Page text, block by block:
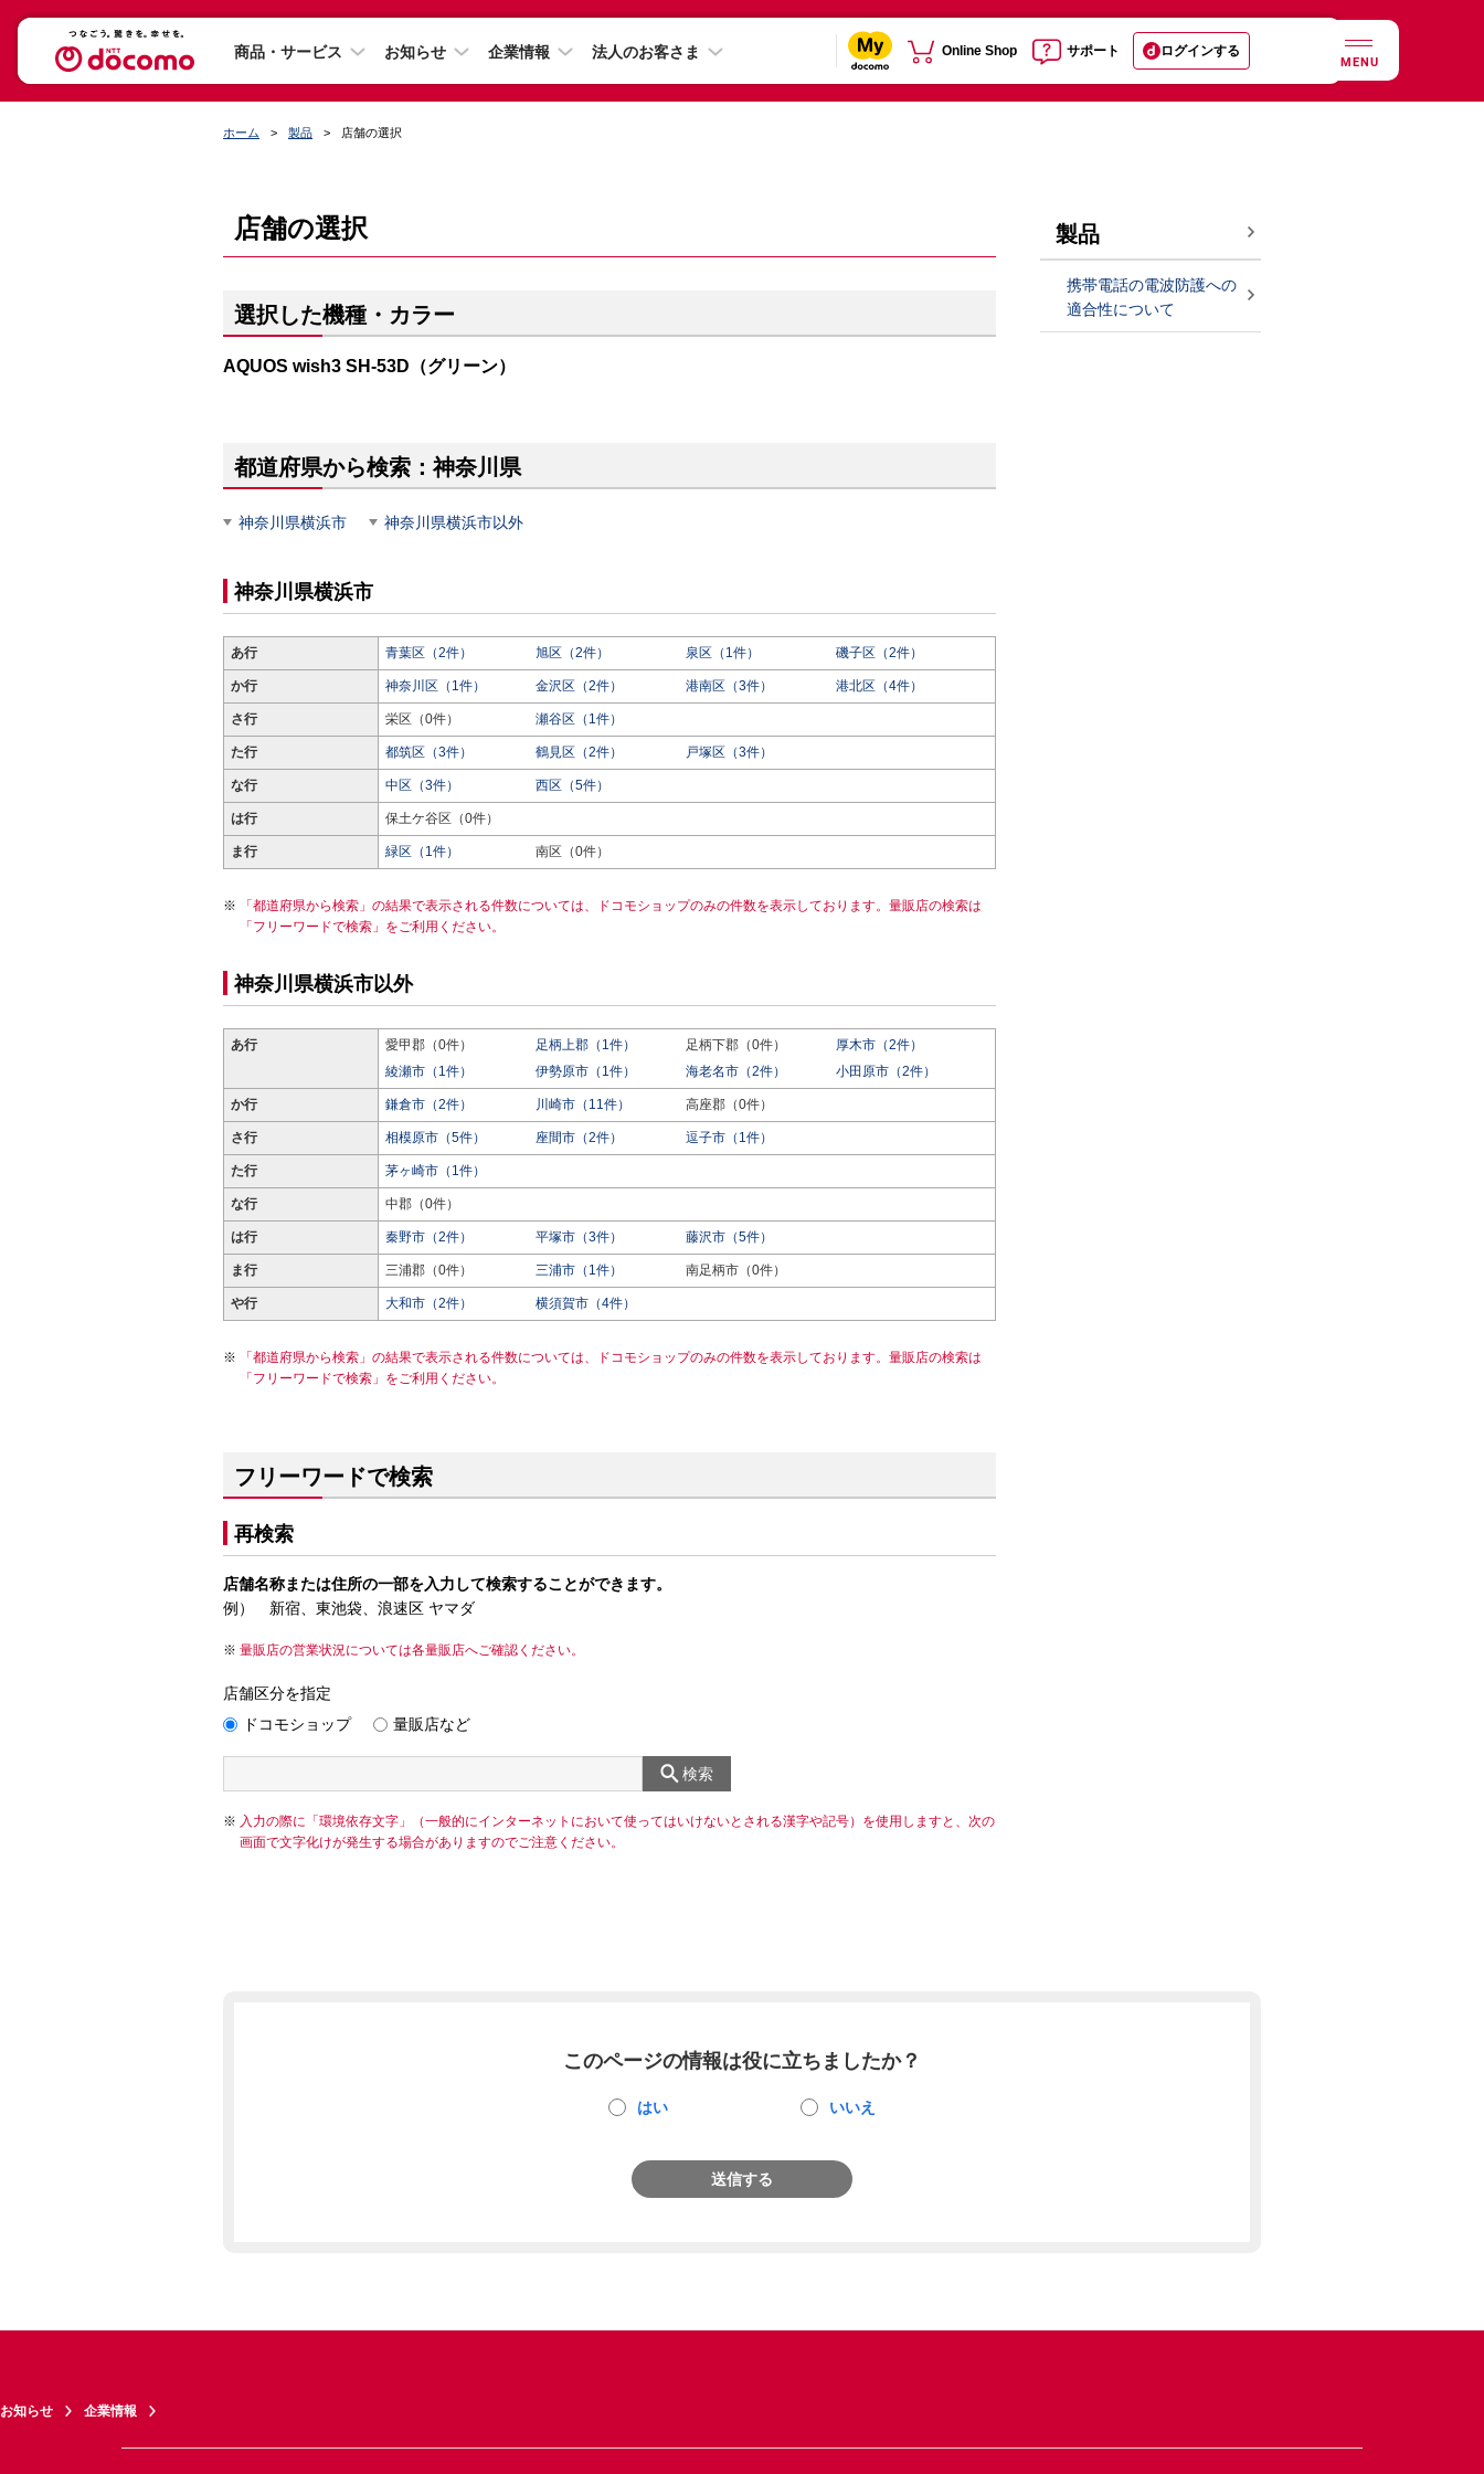
商品・サービス お知らせ 企業情報 法人のお客さま Online Shop サポート ログインする
MENU
ホーム 製品 店舗の選択
店舗の選択
選択した機種・カラー
AQUOS wish3 SH-53D（グリーン）
都道府県から検索：神奈川県
神奈川県横浜市 神奈川県横浜市以外
神奈川県横浜市
あ行 青葉区（2件） 旭区（2件） 泉区（1件） 磯子区（2件）
か行 神奈川区（1件） 金沢区（2件） 港南区（3件） 港北区（4件）
さ行 栄区（0件） 瀬谷区（1件）
た行 都筑区（3件） 鶴見区（2件） 戸塚区（3件）
な行 中区（3件） 西区（5件）
は行 保土ケ谷区（0件）
ま行 緑区（1件） 南区（0件）
「都道府県から検索」の結果で表示される件数については、ドコモショップのみの件数を表示しております。量販店の検索は
「フリーワードで検索」をご利用ください。
神奈川県横浜市以外
あ行 愛甲郡（0件） 足柄上郡（1件） 足柄下郡（0件）
厚木市（2件）
綾瀬市（1件）
伊勢原市（1件） 海老名市（2件） 小田原市（2件）
か行 鎌倉市（2件） 川崎市（11件） 高座郡（0件）
さ行 相模原市（5件） 座間市（2件） 逗子市（1件）
た行 茅ヶ崎市（1件）
な行 中郡（0件）
は行 秦野市（2件） 平塚市（3件） 藤沢市（5件）
ま行 三浦郡（0件） 三浦市（1件） 南足柄市（0件）
や行 大和市（2件） 横須賀市（4件）
「都道府県から検索」の結果で表示される件数については、ドコモショップのみの件数を表示しております。量販店の検索は
「フリーワードで検索」をご利用ください。
フリーワードで検索
再検索
店舗名称または住所の一部を入力して検索することができます。
例） 新宿、東池袋、浪速区 ヤマダ
量販店の営業状況については各量販店へご確認ください。
店舗区分を指定
ドコモショップ
量販店など
検索
入力の際に「環境依存文字」（一般的にインターネットにおいて使ってはいけないとされる漢字や記号）を使用しますと、次の
画面で文字化けが発生する場合がありますのでご注意ください。
製品
携帯電話の電波防護への
適合性について
このページの情報は役に立ちましたか？
はい いいえ
送信する
お知らせ 企業情報